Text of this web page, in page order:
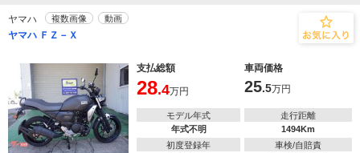
ヤマハ 複数画像 動画
ヤマハ ＦＺ－Ｘ
支払総額 車両価格
28.4万円 25.5万円
モデル年式
年式不明
走行距離
1494Km
初度登録年
車検/自賠責